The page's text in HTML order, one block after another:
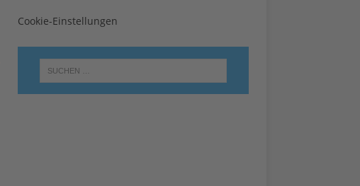
Cookie-Einstellungen